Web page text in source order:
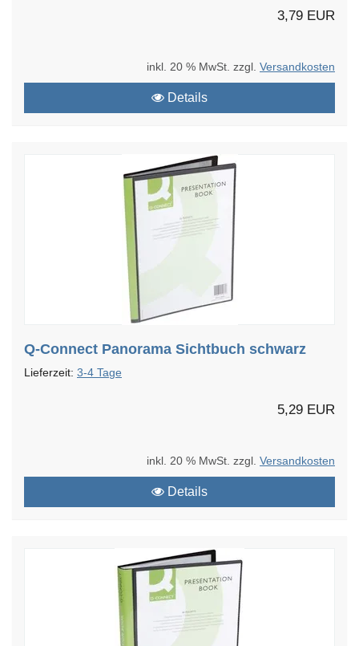
3,79 EUR
inkl. 20 % MwSt. zzgl. Versandkosten
Details
Q-Connect Panorama Sichtbuch schwarz
Lieferzeit: 3-4 Tage
5,29 EUR
inkl. 20 % MwSt. zzgl. Versandkosten
Details